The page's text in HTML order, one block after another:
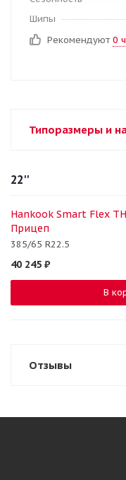
Шипы
Рекомендуют 0
Типоразмеры и
22''
Hankook Smart Flex
Прицеп
385/65 R22.5
40 245 ₽
В
Отзывы